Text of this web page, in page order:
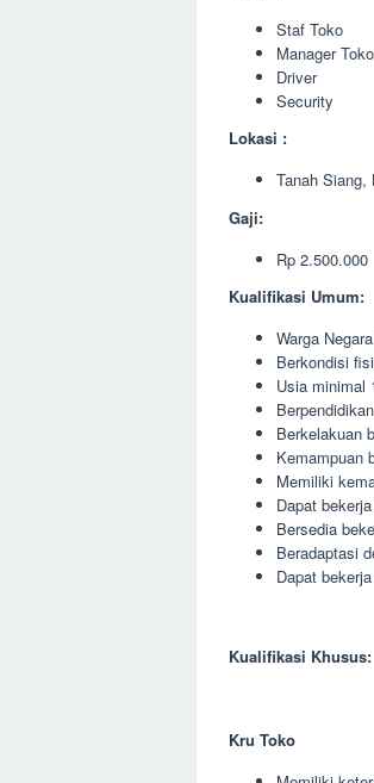
Staf Toko
Manager Toko
Driver
Security
Lokasi :
Tanah Siang,
Gaji:
Rp 2.500.000
Kualifikasi Umum:
Warga
Berkondisi
Usia minimal
Berkelakuan
Kemampuan
Memiliki
Dapat
Bersedia
Beradaptasi
Dapat
Kualifikasi Khusus:
Kru Toko